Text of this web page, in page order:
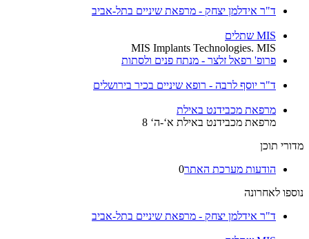
ד"ר אידלמן יצחק - מרפאת שיניים בתל-אביב
MIS שתלים
MIS Implants Technologies. MIS
פרופ' רפאל זלצר - מנתח פנים ולסתות
ד"ר יוסף לרבה - רופא שיניים בכיר בירושלים
מרפאת מכבידנט באילת
מרפאת מכבידנט באילת א‘-ה‘ 8
מדורי תוכן
הודעות מערכת האתר0
נוספו לאחרונה
ד"ר אידלמן יצחק - מרפאת שיניים בתל-אביב